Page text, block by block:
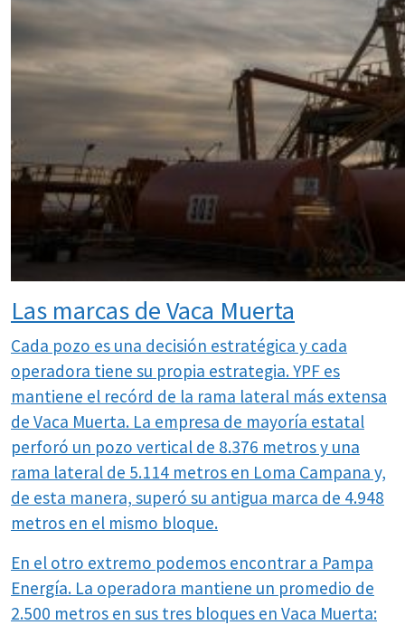
Las marcas de Vaca Muerta
Cada pozo es una decisión estratégica y cada
operadora tiene su propia estrategia. YPF es
mantiene el recórd de la rama lateral más extensa
de Vaca Muerta. La empresa de mayoría estatal
perforó un pozo vertical de 8.376 metros y una
rama lateral de 5.114 metros en Loma Campana y,
de esta manera, superó su antigua marca de 4.948
metros en el mismo bloque.
En el otro extremo podemos encontrar a Pampa
Energía. La operadora mantiene un promedio de
2.500 metros en sus tres bloques en Vaca Muerta: